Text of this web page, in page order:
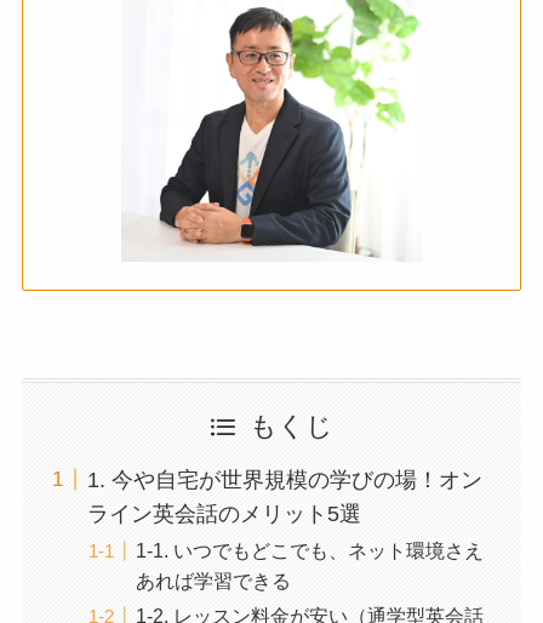
もくじ
1. 今や自宅が世界規模の学びの場！オン
ライン英会話のメリット5選
1-1. いつでもどこでも、ネット環境さえ
あれば学習できる
1-2. レッスン料金が安い（通学型英会話